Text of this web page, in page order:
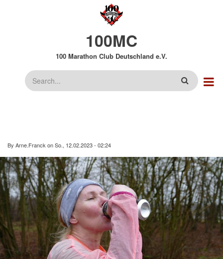
100MC
100 Marathon Club Deutschland e.V.
Suche
By Arne.Franck onSo., 12.02.2023 - 02:24